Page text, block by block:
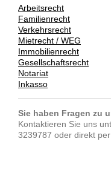
Arbeitsrecht
Familienrecht
Verkehrsrecht
Mietrecht / WEG
Immobilienrecht
Gesellschaftsrecht
Notariat
Inkasso
Sie haben Fragen zu
Kontaktieren Sie uns
3239787 oder direkt per